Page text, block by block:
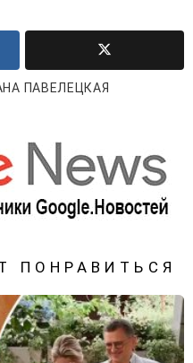
ПАВЕЛЕЦКАЯ
ПОНРАВИТЬСЯ